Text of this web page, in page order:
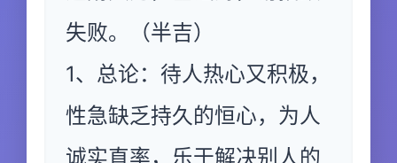
失败。（半吉）
1、总论：待人热心又积极，
性急缺乏持久的恒心，为人
诚实直率，乐于解决别人的